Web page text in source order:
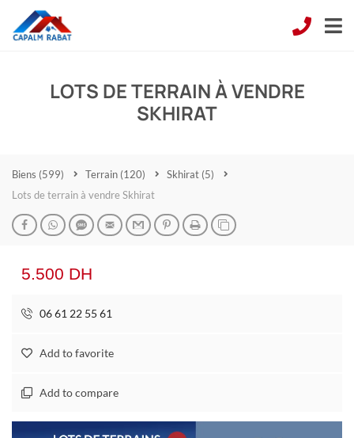
LOTS DE TERRAIN À VENDRE
SKHIRAT
Biens (599) Terrain (120) Skhirat (5)
Lots de terrain à vendre Skhirat
5.500 DH
06 61 22 55 61
Add to favorite
Add to compare